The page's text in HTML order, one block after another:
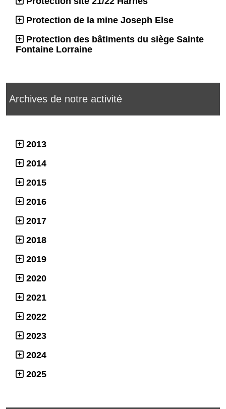
Protection de la mine Joseph Else
Protection des bâtiments du siège Sainte
Fontaine Lorraine
Archives de notre activité
2013
2014
2015
2016
2017
2018
2019
2020
2021
2022
2023
2024
2025